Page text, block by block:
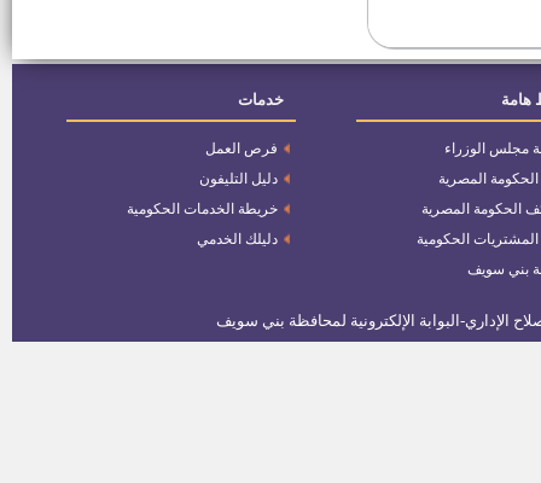
فرص عمل بمجموعة شركات
أمريكانا بمصر ودول الخليج العربى
وظائف الشركة السويسرية
للملابس القطنية بياض العرب
وظائف الشركة المتحدة للصيادلة
وظائف الشركة السويسرية
للملابس الجاهزة بالعاشر من
هامة
مجلس الوزراء
الحكومة المصرية
الحكومة المصرية
المشتريات الحكومية
بني سويف
خدمات
فرص العمل
دليل التليفون
خريطة الخدمات الحكومية
دليلك الخدمي